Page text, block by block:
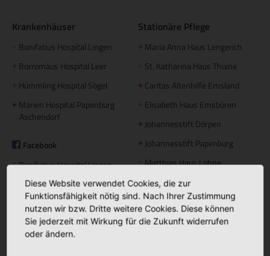
Krankenhäuser
+ Bonifatius Hospital Lingen
+ Borromäus Hospital Leer
+ Hümmling Hospital Sögel
+ Marien Hospital Papenburg
Aschendorf
Facebook
+Bonifatius Hospital Lingen
Borromäus Hospital Leer
Hümmling Hospital Sögel
Marien Hospital Papenburg
Aschendorf
Stationäre Pflege
+ Maria Anna Haus Lengerich
+ St. Katharina Haus Thuine
+ Caritas Altenhilfe Emsland
Elisabeth Haus Emsbüren
+ Johannesstift Dörpen
+ Johannesstift Papenburg
+Matthias Haus Lohne
+Mutter Teresa Haus Lingen
Tagespflege
Diese Website verwendet Cookies, die zur
Funktionsfähigkeit nötig sind. Nach Ihrer Zustimmung
nutzen wir bzw. Dritte weitere Cookies. Diese können
Sie jederzeit mit Wirkung für die Zukunft widerrufen
oder ändern.